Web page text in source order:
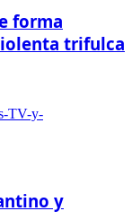
forma
trifulca
y